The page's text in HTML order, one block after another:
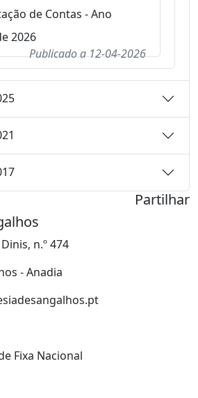
de Contas - Ano
2026
Publicado a12-04-2026
Partilhar
n.º 474
- Anadia
Fixa Nacional